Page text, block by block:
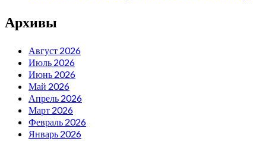
Архивы
Август 2026
Июль 2026
Июнь 2026
Май 2026
Апрель 2026
Март 2026
Февраль 2026
Январь 2026